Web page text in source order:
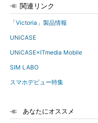
関連リンク
「Victoria」製品情報
UNiCASE
UNiCASE×ITmedia Mobile
SIM LABO
スマホデビュー特集
あなたにオススメ